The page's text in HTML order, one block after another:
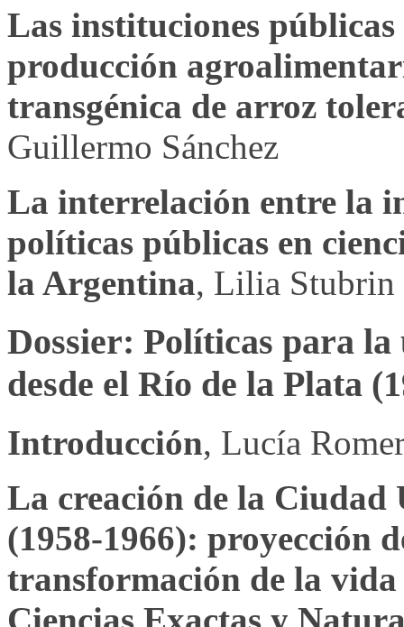
Las instituciones
producción
transgénica de arroz
Guillermo Sánchez
La interrelación entre la
políticas públicas en
la Argentina, Lilia Stubrin
Dossier: Políticas para
desde el Río de la Plata
Introducción, Lucía
La creación de la Ciudad
(1958-1966): proyección
transformación de la
Ciencias Exactas y